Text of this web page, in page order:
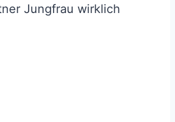
Jungfrau wirklich